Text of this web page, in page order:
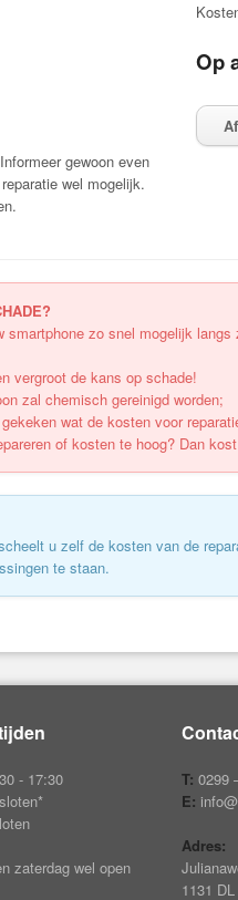
gewoon even
wel mogelijk.
Op
smartphone zo snel mogelijk
vergroot de kans op schade!
zal chemisch gereinigd worden;
wat de kosten voor
of kosten te hoog? Dan
u zelf de kosten van de
te staan.
- 17:30
zaterdag wel open
T: 0299
E:
Adres:
1131